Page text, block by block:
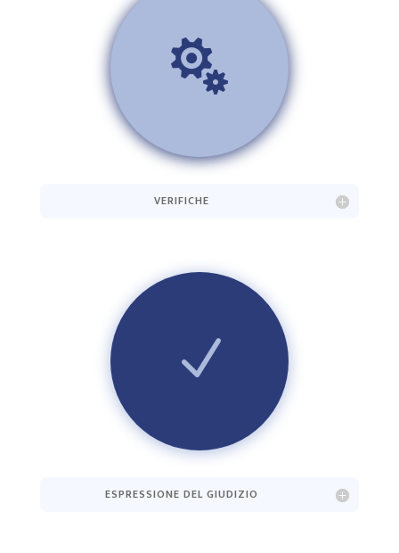

VERIFICHE
N
ESPRESSIONE DEL GIUDIZIO